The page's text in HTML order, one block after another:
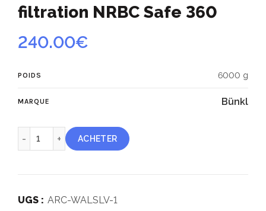
filtration NRBC Safe 360
240.00€
POIDS 6000 g
MARQUE Bünkl
quantité de 2 brides de fixation pour filtration NRBC Safe
ACHETER
UGS : ARC-WALSLV-1